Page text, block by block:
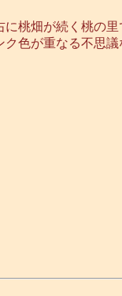
桃畑が続く桃の里
色が重なる不思